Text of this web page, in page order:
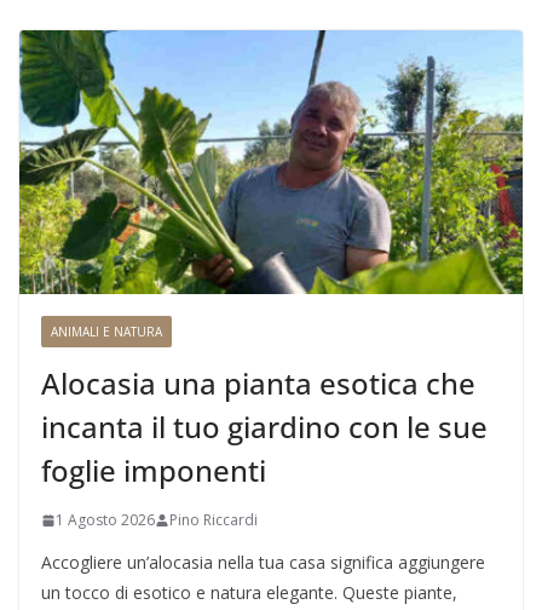
ANIMALI E NATURA
Alocasia una pianta esotica che
incanta il tuo giardino con le sue
foglie imponenti
1 Agosto 2026 Pino Riccardi
Accogliere un’alocasia nella tua casa significa aggiungere
un tocco di esotico e natura elegante. Queste piante,